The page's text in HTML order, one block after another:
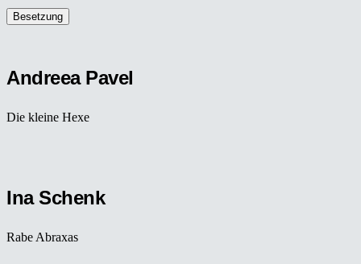
Besetzung
Andreea Pavel
Die kleine Hexe
Ina Schenk
Rabe Abraxas